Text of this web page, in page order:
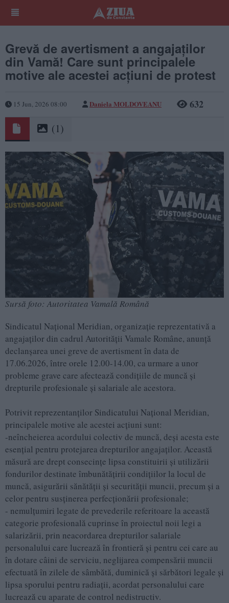
Grevă de avertisment a angajaților
din Vamă! Care sunt principalele
motive ale acestei acțiuni de protest
15 Jun, 2026 08:00 Daniela MOLDOVEANU 632
(1)
Sursă foto: Autoritatea Vamală Română
Sindicatul Național Meridian, organizație reprezentativă a
angajaților din cadrul Autorității Vamale Române, anunță
declanșarea unei greve de avertisment în data de
17.06.2026, între orele 12.00-14.00, ca urmare a unor
probleme grave care afectează condițiile de muncă și
drepturile profesionale și salariale ale acestora.
Potrivit reprezentanților Sindicatului Național Meridian,
principalele motive ale acestei acțiuni sunt:
-neîncheierea acordului colectiv de muncă, deși acesta este
esențial pentru protejarea drepturilor angajaților. Această
măsură are drept consecințe lipsa constituirii și utilizării
fondurilor destinate îmbunătățirii condițiilor la locul de
muncă, asigurării sănătății și securității muncii, precum și a
celor pentru susținerea perfecționării profesionale;
- nemulțumiri legate de prevederile referitoare la această
categorie profesională cuprinse în proiectul noii legi a
salarizării, prin neacordarea drepturilor salariale
personalului care lucrează în frontieră și pentru cei care au
în dotare câini de serviciu, neglijarea compensării muncii
efectuată în zilele de sâmbătă, duminică și sărbători legale și
lipsa sporului pentru radiații, acordat personalului care
lucrează cu aparate de control nedistructiv.